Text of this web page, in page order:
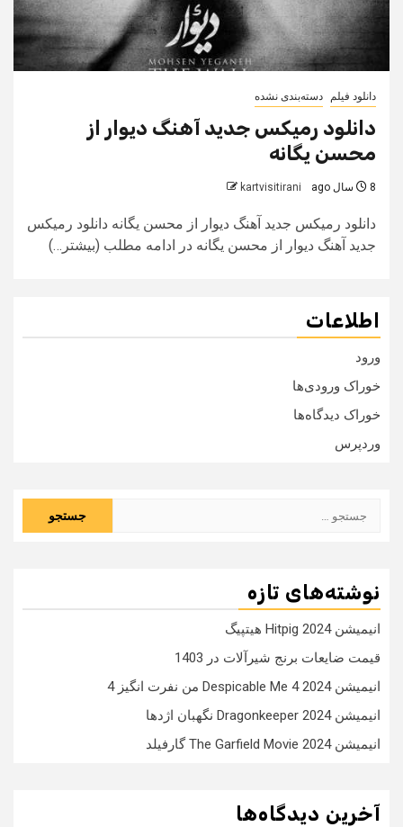
دانلود فیلم دسته‌بندی نشده
دانلود رمیکس جدید آهنگ دیوار از
محسن یگانه
8 سال ago kartvisitirani
دانلود رمیکس جدید آهنگ دیوار از محسن یگانه دانلود رمیکس
جدید آهنگ دیوار از محسن یگانه در ادامه مطلب (بیشتر…)
اطلاعات
ورود
خوراک ورودی‌ها
خوراک دیدگاه‌ها
وردپرس
نوشته‌های تازه
انیمیشن Hitpig 2024 هیتپیگ
قیمت ضایعات برنج شیرآلات در 1403
انیمیشن Despicable Me 4 2024 من نفرت انگیز 4
انیمیشن Dragonkeeper 2024 نگهبان اژدها
انیمیشن The Garfield Movie 2024 گارفیلد
آخرین دیدگاه‌ها